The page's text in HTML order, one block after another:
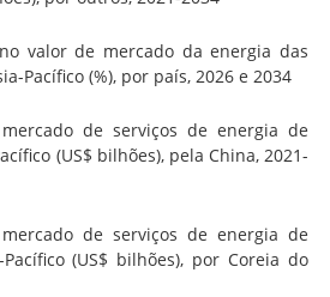
valor de mercado da energia das
Pacífico (%), por país, 2026 e 2034
de serviços de energia de
(US$ bilhões), pela China, 2021-
de serviços de energia de
(US$ bilhões), por Coreia do